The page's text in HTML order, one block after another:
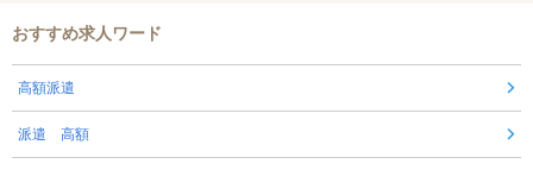
おすすめ求人ワード
高額派遣
派遣 高額